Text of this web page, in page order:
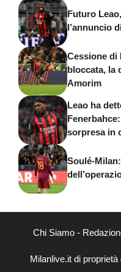
Futuro
l’annuncio
Cessione di
bloccata, la
Amorim
Leao ha
sorpresa in
Soulé-
Chi Siamo-
Milanlive.it di